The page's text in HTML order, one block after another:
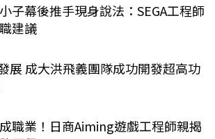
子幕後推手現身說法：SEGA工程師
建議
展 成大洪飛義團隊成功開發超高功
職業！日商Aiming遊戲工程師親揭